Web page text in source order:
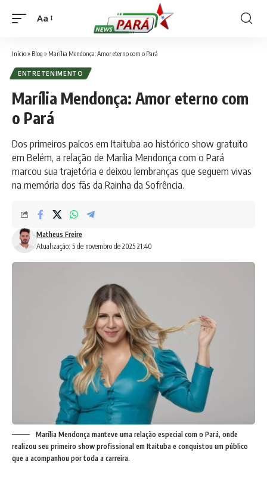
Font
Aa
Início» Blog » Marília Mendonça: Amor eterno com o Pará
ENTRETENIMENTO
Marília Mendonça: Amor eterno com
o Pará
Dos primeiros palcos em Itaituba ao histórico show gratuito
em Belém, a relação de Marília Mendonça com o Pará
marcou sua trajetória e deixou lembranças que seguem vivas
na memória dos fãs da Rainha da Sofrência.
Atualização: 5 de novembro de 2025 21:40
Matheus Freire
Marília Mendonça manteve uma relação especial com o Pará, onde
realizou seu primeiro show profissional em Itaituba e conquistou um público
que a acompanhou por toda a carreira.